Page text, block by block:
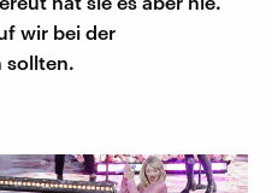
wir bei der
sollten.